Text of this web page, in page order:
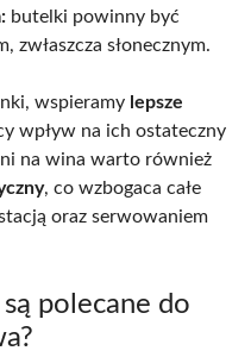
butelki powinny być
zwłaszcza słonecznym.
wspieramy lepsze
wpływ na ich ostateczny
na wina warto również
, co wzbogaca całe
oraz serwowaniem
polecane do